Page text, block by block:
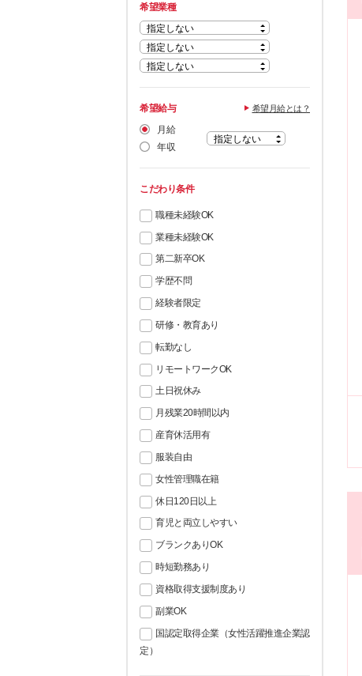
希望業種
希望給与 希望月給とは？
月給
年収
こだわり条件
職種未経験OK
業種未経験OK
第二新卒OK
学歴不問
経験者限定
研修・教育あり
転勤なし
リモートワークOK
土日祝休み
月残業20時間以内
産育休活用有
服装自由
女性管理職在籍
休日120日以上
育児と両立しやすい
ブランクありOK
時短勤務あり
資格取得支援制度あり
副業OK
国認定取得企業（女性活躍推進企業認
定）